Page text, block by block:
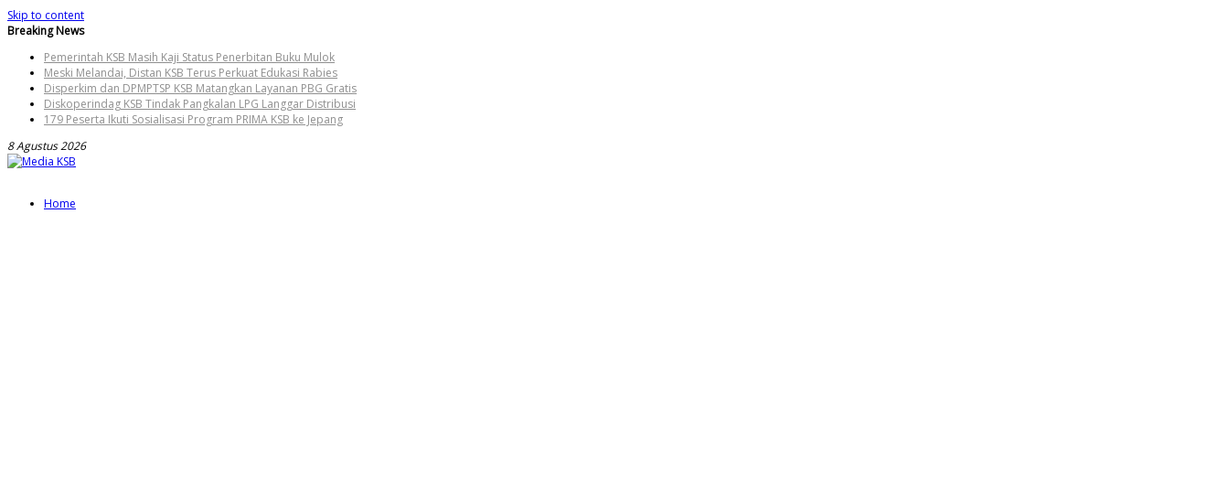
Skip to content
Breaking News
Pemerintah KSB Masih Kaji Status Penerbitan Buku Mulok
Meski Melandai, Distan KSB Terus Perkuat Edukasi Rabies
Disperkim dan DPMPTSP KSB Matangkan Layanan PBG Gratis
Diskoperindag KSB Tindak Pangkalan LPG Langgar Distribusi
179 Peserta Ikuti Sosialisasi Program PRIMA KSB ke Jepang
8 Agustus 2026
Home